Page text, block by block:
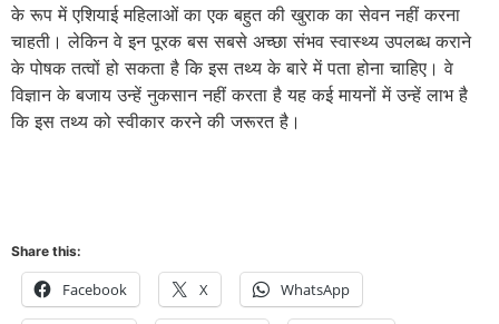
के रूप में एशियाई महिलाओं का एक बहुत की खुराक का सेवन नहीं करना
चाहती। लेकिन वे इन पूरक बस सबसे अच्छा संभव स्वास्थ्य उपलब्ध कराने
के पोषक तत्वों हो सकता है कि इस तथ्य के बारे में पता होना चाहिए। वे
विज्ञान के बजाय उन्हें नुकसान नहीं करता है यह कई मायनों में उन्हें लाभ है
कि इस तथ्य को स्वीकार करने की जरूरत है।
Share this:
Facebook X WhatsApp